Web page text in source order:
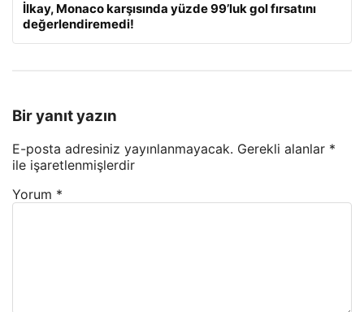
İlkay, Monaco karşısında yüzde 99’luk gol fırsatını
değerlendiremedi!
Bir yanıt yazın
E-posta adresiniz yayınlanmayacak. Gerekli alanlar *
ile işaretlenmişlerdir
Yorum *